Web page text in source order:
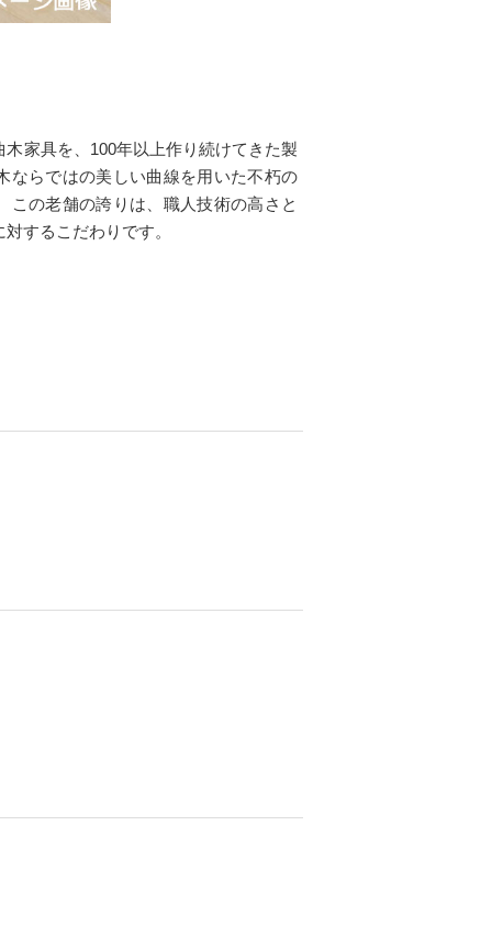
家具を、100年以上作り続けてきた製
ならではの美しい曲線を用いた不朽の
この老舗の誇りは、職人技術の高さと
するこだわりです。